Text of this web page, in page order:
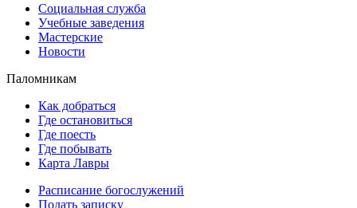
Социальная служба
Учебные заведения
Мастерские
Новости
Паломникам
Как добраться
Где остановиться
Где поесть
Где побывать
Карта Лавры
Расписание богослужений
Подать записку